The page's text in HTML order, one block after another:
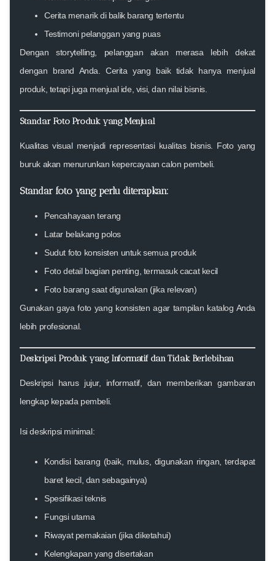
Cerita menarik di balik barang tertentu
Testimoni pelanggan yang puas
Dengan storytelling, pelanggan akan merasa lebih dekat
dengan brand Anda. Cerita yang baik tidak hanya menjual
produk, tetapi juga menjual ide, visi, dan nilai bisnis.
Standar Foto Produk yang Menjual
Kualitas visual menjadi representasi kualitas bisnis. Foto yang
buruk akan menurunkan kepercayaan calon pembeli.
Standar foto yang perlu diterapkan:
Pencahayaan terang
Latar belakang polos
Sudut foto konsisten untuk semua produk
Foto detail bagian penting, termasuk cacat kecil
Foto barang saat digunakan (jika relevan)
Gunakan gaya foto yang konsisten agar tampilan katalog Anda
lebih profesional.
Deskripsi Produk yang Informatif dan Tidak Berlebihan
Deskripsi harus jujur, informatif, dan memberikan gambaran
lengkap kepada pembeli.
Isi deskripsi minimal:
Kondisi barang (baik, mulus, digunakan ringan, terdapat
baret kecil, dan sebagainya)
Spesifikasi teknis
Fungsi utama
Riwayat pemakaian (jika diketahui)
Kelengkapan yang disertakan